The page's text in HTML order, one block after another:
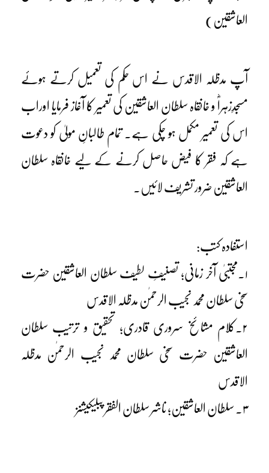
العاشقین)
آپ مدظلہ الاقدس نے اس حکم کی تعمیل کرتے ہوئے
مسجدِزہراؓ و خانقاہ سلطان العاشقین کی تعمیر کا آغاز فرمایا اوراب
اس کی تعمیر مکمل ہو چکی ہے۔ تمام طالبانِ مولیٰ کو دعوت
ہے کہ فقر کا فیض حاصل کرنے کے لیے خانقاہ سلطان
العاشقین ضرور تشریف لائیں۔
استفادہ کتب:
۱۔مجتبیٰ آخر زمانی؛ تصنیفِ لطیف سلطان العاشقین حضرت
سخی سلطان محمد نجیب الرحمٰن مدظلہ الاقدس
۲۔کلام مشائخ سروری قادری؛ تحقیق و ترتیب سلطان
العاشقین حضرت سخی سلطان محمد نجیب الرحمٰن مدظلہ
الاقدس
۳۔ سلطان العاشقین؛ ناشر سلطان الفقر پبلیکیشنز